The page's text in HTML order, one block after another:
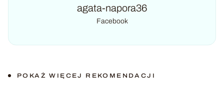
agata-napora36
Facebook
POKAŻ WIĘCEJ REKOMENDACJI